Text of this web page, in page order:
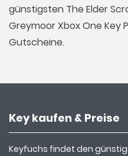
günstigsten The Elder
Greymoor Xbox One Key
Gutscheine.
Key kaufen & Preise
Keyfuchs findet den